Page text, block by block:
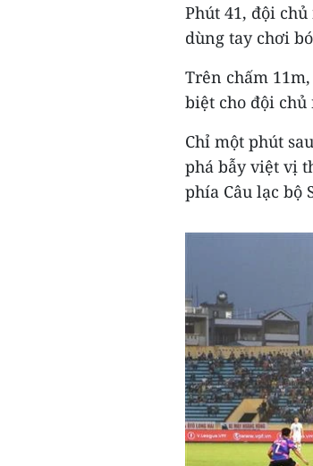
Phút 41, đội
dùng tay chơi
Trên chấm
biệt cho đội
Chỉ một phút
phá bẫy việt vị
phía Câu lạc bộ